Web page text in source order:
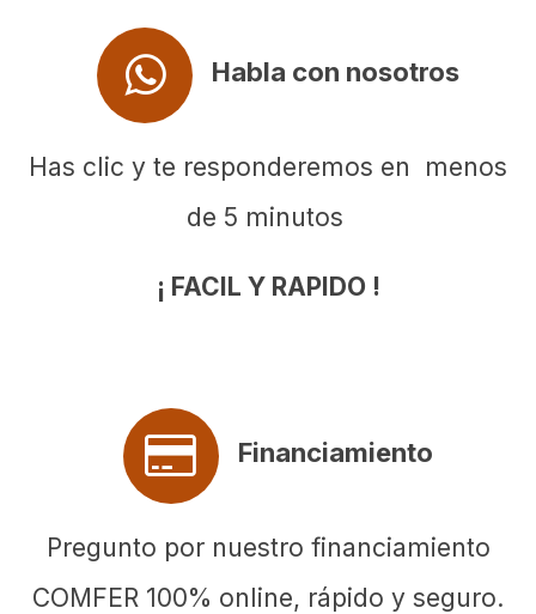
Habla con nosotros
Has clic y te responderemos en menos
de 5 minutos
¡ FACIL Y RAPIDO !
Financiamiento
Pregunto por nuestro financiamiento
COMFER 100% online, rápido y seguro.